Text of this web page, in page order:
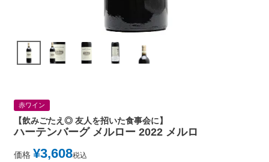
赤ワイン
【飲みごたえ◎ 友人を招いた食事会に】
ハーテンバーグ メルロー 2022 メルロ
価格 ¥3,608税込